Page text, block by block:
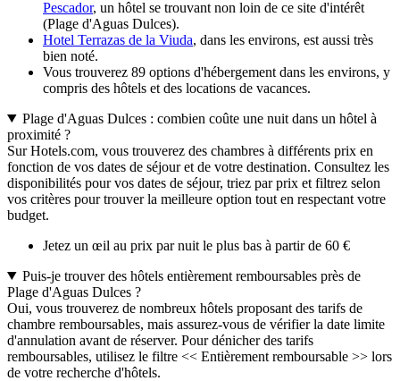
Pescador, un hôtel se trouvant non loin de ce site d'intérêt
(Plage d'Aguas Dulces).
Hotel Terrazas de la Viuda, dans les environs, est aussi très
bien noté.
Vous trouverez 89 options d'hébergement dans les environs, y
compris des hôtels et des locations de vacances.
Plage d'Aguas Dulces : combien coûte une nuit dans un hôtel à
proximité ?
Sur Hotels.com, vous trouverez des chambres à différents prix en
fonction de vos dates de séjour et de votre destination. Consultez les
disponibilités pour vos dates de séjour, triez par prix et filtrez selon
vos critères pour trouver la meilleure option tout en respectant votre
budget.
Jetez un œil au prix par nuit le plus bas à partir de 60 €
Puis-je trouver des hôtels entièrement remboursables près de
Plage d'Aguas Dulces ?
Oui, vous trouverez de nombreux hôtels proposant des tarifs de
chambre remboursables, mais assurez-vous de vérifier la date limite
d'annulation avant de réserver. Pour dénicher des tarifs
remboursables, utilisez le filtre << Entièrement remboursable >> lors
de votre recherche d'hôtels.